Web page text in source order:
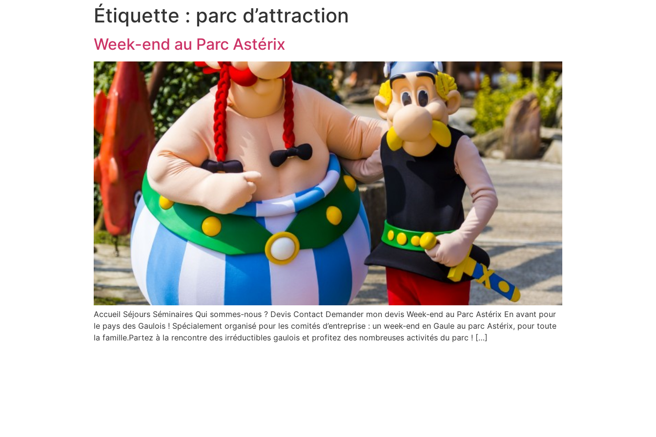
Étiquette : parc d’attraction
Week-end au Parc Astérix
Accueil Séjours Séminaires Qui sommes-nous ? Devis Contact Demander mon devis Week-end au Parc Astérix En avant pour
le pays des Gaulois ! Spécialement organisé pour les comités d’entreprise : un week-end en Gaule au parc Astérix, pour toute
la famille.Partez à la rencontre des irréductibles gaulois et profitez des nombreuses activités du parc ! […]